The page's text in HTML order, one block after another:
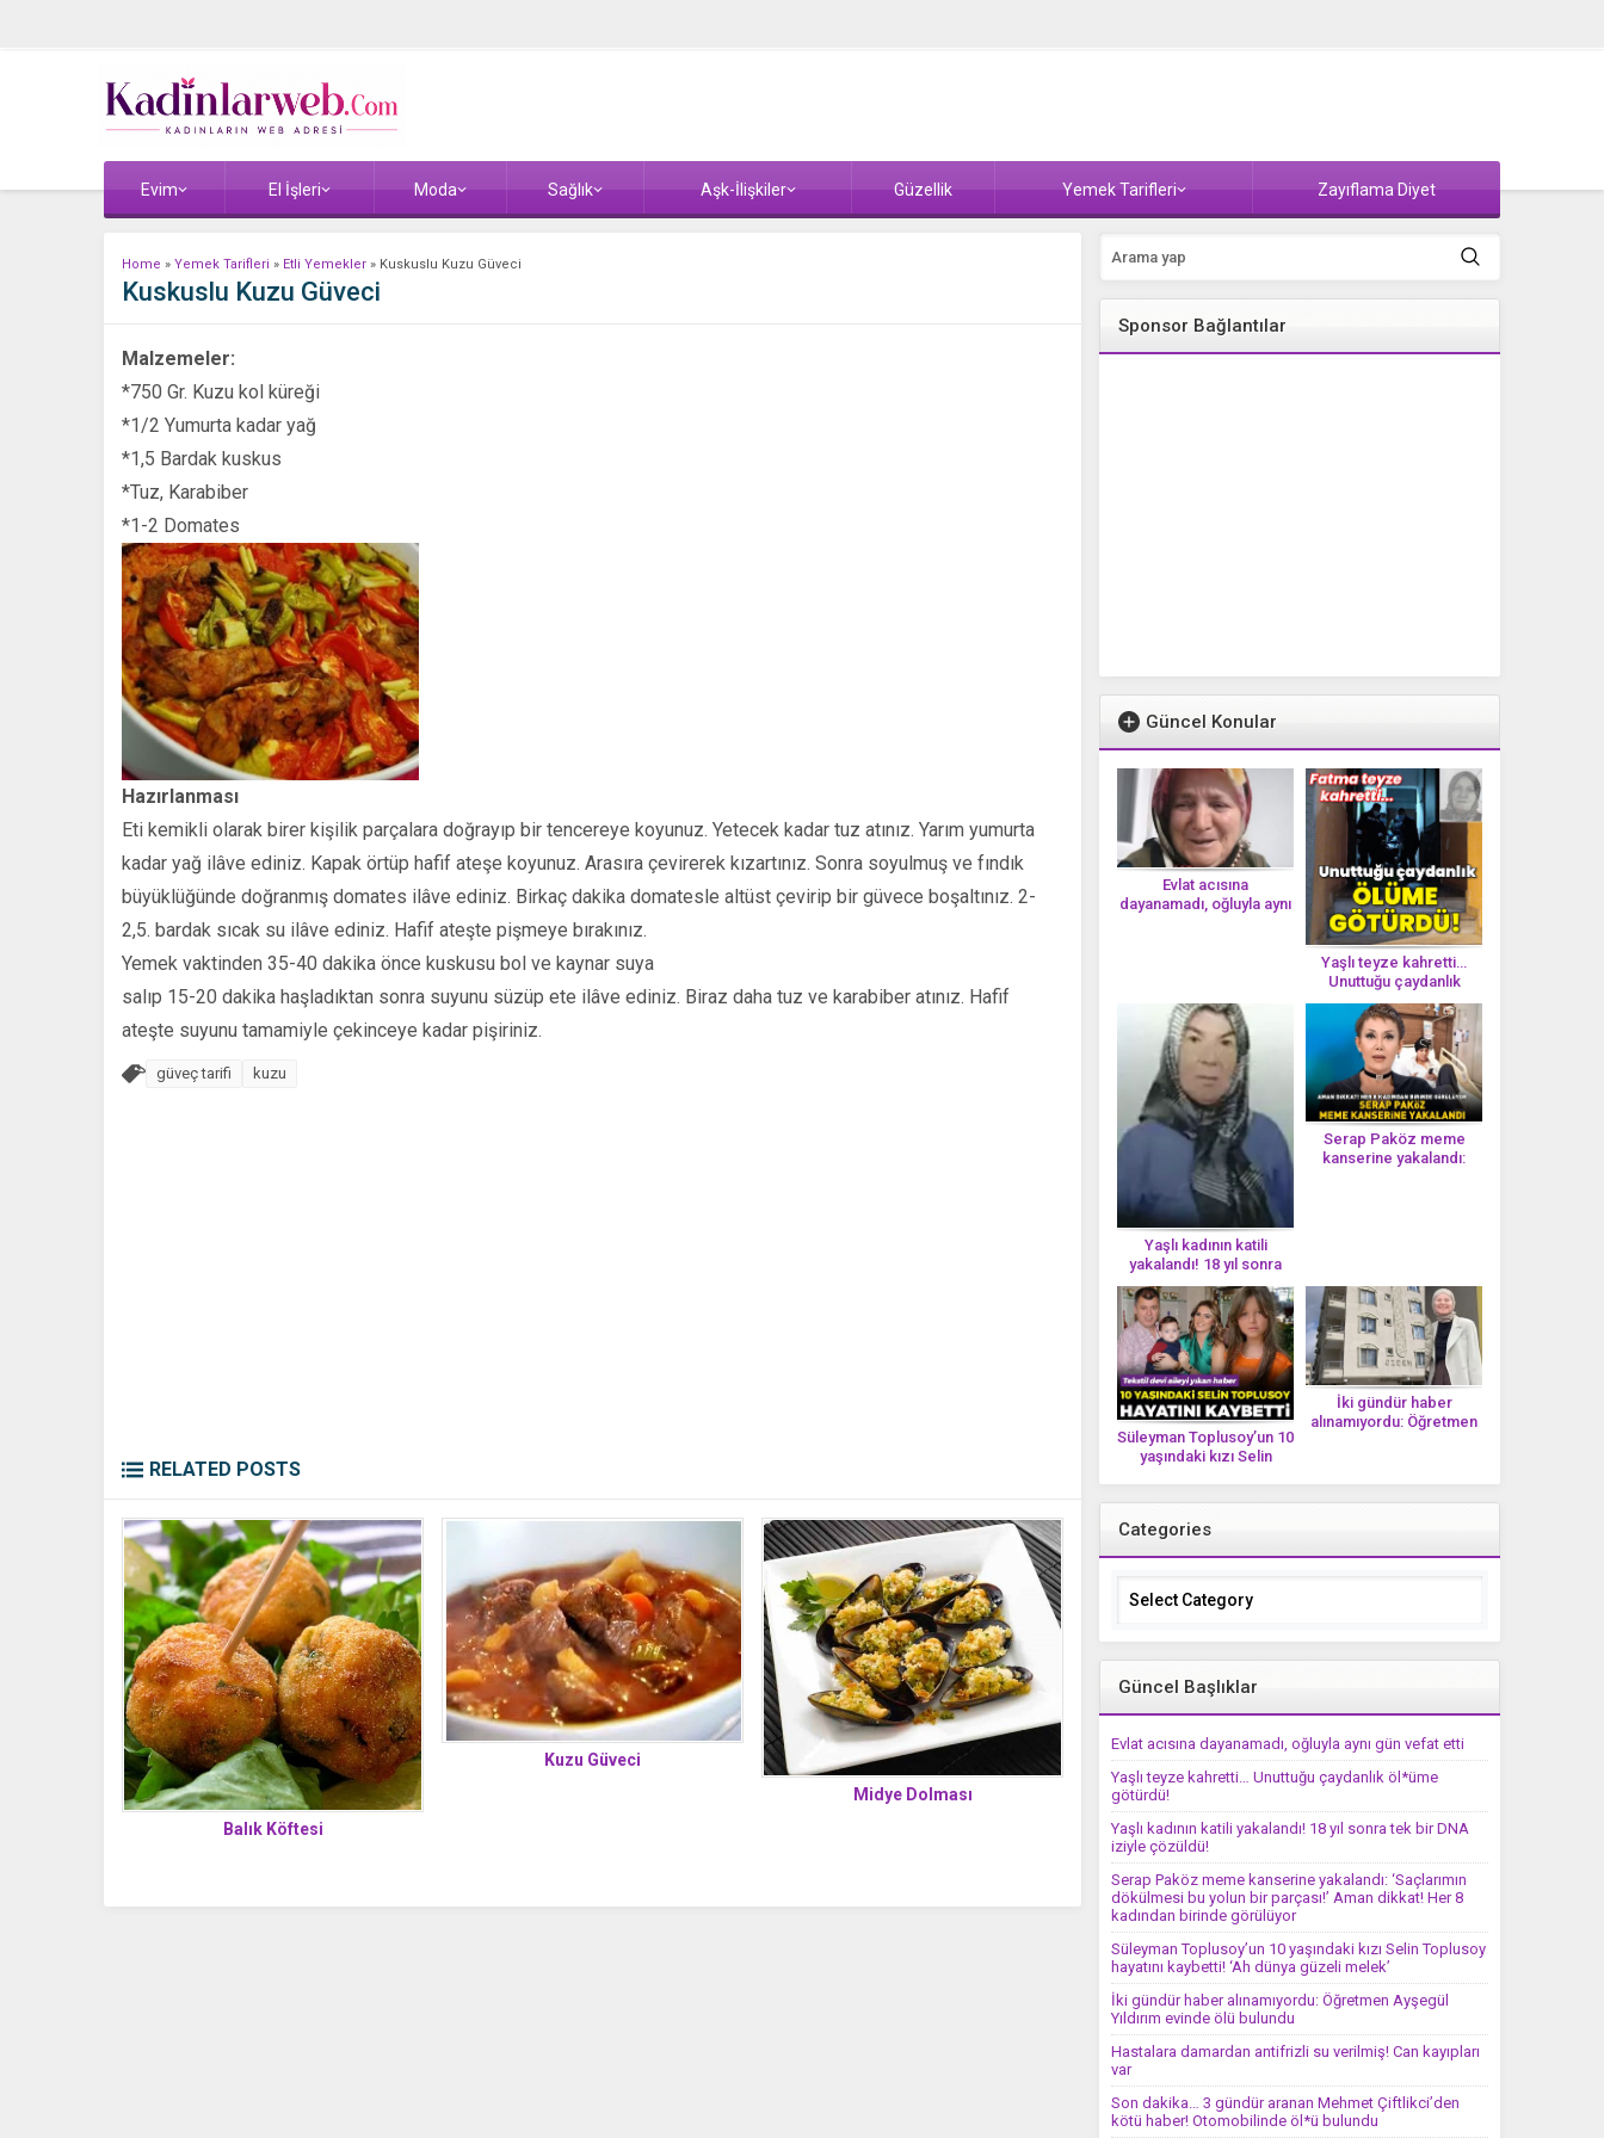
Evim El İşleri Moda Sağlık Aşk-İlişkiler Güzellik Yemek Tarifleri Zayıflama Diyet
Home » Yemek Tarifleri » Etli Yemekler » Kuskuslu Kuzu Güveci
Kuskuslu Kuzu Güveci
Malzemeler:
*750 Gr. Kuzu kol küreği
*1/2 Yumurta kadar yağ
*1,5 Bardak kuskus
*Tuz, Karabiber
*1-2 Domates
Hazırlanması
Eti kemikli olarak birer kişilik parçalara doğrayıp bir tencereye koyunuz. Yetecek kadar tuz atınız. Yarım yumurta
kadar yağ ilâve ediniz. Kapak örtüp hafif ateşe koyunuz. Arasıra çevirerek kızartınız. Sonra soyulmuş ve fındık
büyüklüğünde doğranmış domates ilâve ediniz. Birkaç dakika domatesle altüst çevirip bir güvece boşaltınız. 2-
2,5. bardak sıcak su ilâve ediniz. Hafif ateşte pişmeye bırakınız.
Yemek vaktinden 35-40 dakika önce kuskusu bol ve kaynar suya
salıp 15-20 dakika haşladıktan sonra suyunu süzüp ete ilâve ediniz. Biraz daha tuz ve karabiber atınız. Hafif
ateşte suyunu tamamiyle çekinceye kadar pişiriniz.
güveç tarifi kuzu
RELATED POSTS
Balık Köftesi
Kuzu Güveci
Midye Dolması
Sponsor Bağlantılar
Güncel Konular
Evlat acısına
dayanamadı, oğluyla aynı
Yaşlı teyze kahretti…
Unuttuğu çaydanlık
öl*üme götürdü!
Yaşlı kadının katili
yakalandı! 18 yıl sonra
tek bir DNA iziyle
çözüldü!
Serap Paköz meme
kanserine yakalandı:
Süleyman Toplusoy’un 10
yaşındaki kızı Selin
İki gündür haber
alınamıyordu: Öğretmen
Categories
Categories
Güncel Başlıklar
Evlat acısına dayanamadı, oğluyla aynı gün vefat etti
Yaşlı teyze kahretti… Unuttuğu çaydanlık öl*üme
götürdü!
Yaşlı kadının katili yakalandı! 18 yıl sonra tek bir DNA
iziyle çözüldü!
Serap Paköz meme kanserine yakalandı: ‘Saçlarımın
dökülmesi bu yolun bir parçası!’ Aman dikkat! Her 8
kadından birinde görülüyor
Süleyman Toplusoy’un 10 yaşındaki kızı Selin Toplusoy
hayatını kaybetti! ‘Ah dünya güzeli melek’
İki gündür haber alınamıyordu: Öğretmen Ayşegül
Yıldırım evinde ölü bulundu
Hastalara damardan antifrizli su verilmiş! Can kayıpları
var
Son dakika… 3 gündür aranan Mehmet Çiftlikci’den
kötü haber! Otomobilinde öl*ü bulundu